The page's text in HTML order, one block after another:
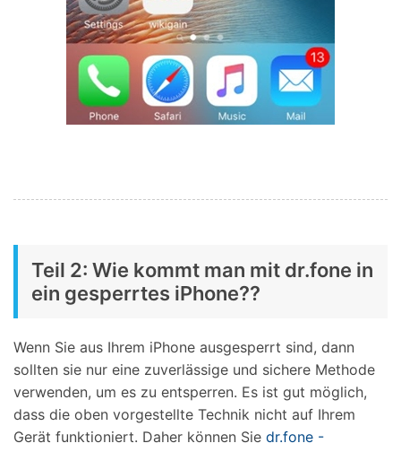
Teil 2: Wie kommt man mit dr.fone in
ein gesperrtes iPhone??
Wenn Sie aus Ihrem iPhone ausgesperrt sind, dann
sollten sie nur eine zuverlässige und sichere Methode
verwenden, um es zu entsperren. Es ist gut möglich,
dass die oben vorgestellte Technik nicht auf Ihrem
Gerät funktioniert. Daher können Sie dr.fone -